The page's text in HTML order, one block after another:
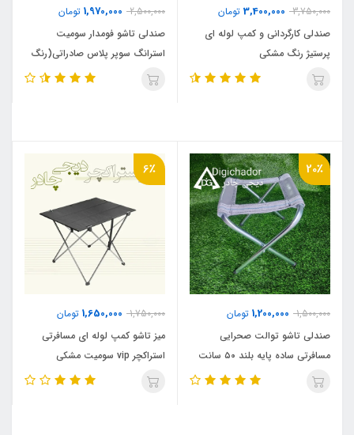
3,750,000
3,400,000 تومان
صندلی کارگردانی و کمپ لوله ای
پرستیژ رنگ مشکی
2,500,000
1,970,000 تومان
صندلی تاشو فومدار سومیت
استرانگ سوپر پلاس صادراتی(رنگ
مشکی)
20٪
1,500,000
1,200,000 تومان
صندلی تاشو توالت صحرایی
مسافرتی ساده پایه بلند ۵۰ سانت
6٪
1,750,000
1,650,000 تومان
میز تاشو کمپ لوله ای مسافرتی
استراکچر vip سومیت مشکی